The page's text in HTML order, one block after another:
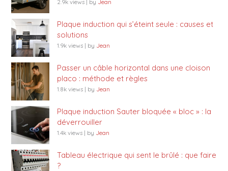
2.9k views | by Jean
Plaque induction qui s’éteint seule : causes et
solutions
1.9k views | by Jean
Passer un câble horizontal dans une cloison
placo : méthode et règles
1.8k views | by Jean
Plaque induction Sauter bloquée « bloc » : la
déverrouiller
1.4k views | by Jean
Tableau électrique qui sent le brûlé : que faire
?